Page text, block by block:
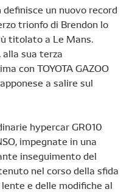
un nuovo record
trionfo di Brendon lo
titolato a Le Mans.
sua terza
con TOYOTA GAZOO
a salire sul
hypercar GR010
impegnate in una
inseguimento del
nel corso della sfida
e delle modifiche al